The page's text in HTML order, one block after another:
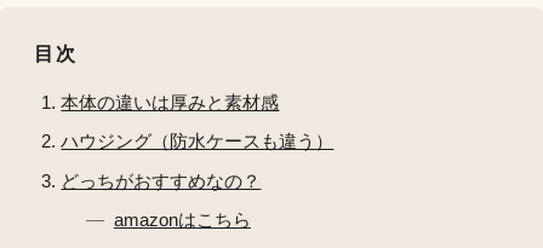
目次
本体の違いは厚みと素材感
ハウジング（防水ケースも違う）
どっちがおすすめなの？
amazonはこちら